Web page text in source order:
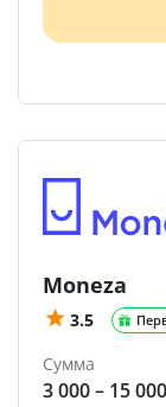
Moneza
3.5
Сумма
3 000 – 15